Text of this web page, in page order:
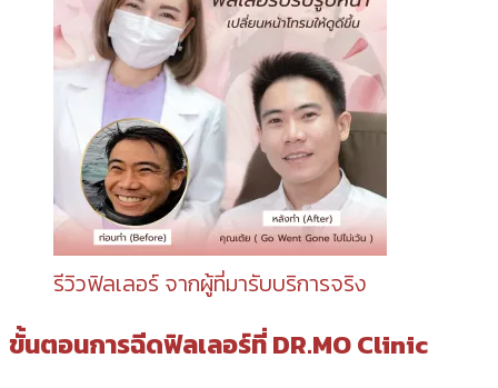
รีวิวฟิลเลอร์ จากผู้ที่มารับบริการจริง
ขั้นตอนการฉีดฟิลเลอร์ที่ DR.MO Clinic